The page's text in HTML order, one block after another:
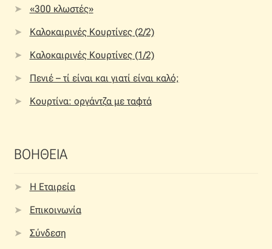
«300 κλωστές»
Καλοκαιρινές Κουρτίνες (2/2)
Καλοκαιρινές Κουρτίνες (1/2)
Πενιέ – τί είναι και γιατί είναι καλό;
Κουρτίνα: οργάντζα με ταφτά
ΒΟΗΘΕΙΑ
Η Εταιρεία
Επικοινωνία
Σύνδεση